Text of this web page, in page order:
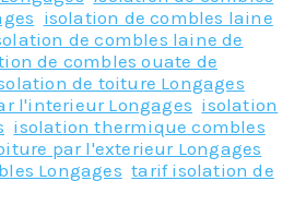
isolation de combles laine
de combles laine de
de combles ouate de
de toiture Longages
l'interieur Longages isolation
isolation thermique combles
par l'exterieur Longages
Longages ,tarif isolation de